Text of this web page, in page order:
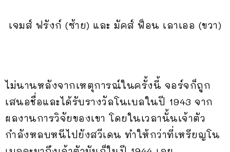
เจมส์ ฟรังก์ (ซ้าย) และ มัคส์ ฟ็อน เลาเออ (ขวา)
ไม่นานหลังจากเหตุการณ์ในครั้งนี้ จอร์จก็ถูก
เสนอชื่อและได้รับรางวัลโนเบลในปี 1943 จาก
ผลงานการวิจัยของเขา โดยในเวลานั้นเจ้าตัว
กำลังหลบหนีไปยังสวีเดน ทำให้กว่าที่เหรียญโน